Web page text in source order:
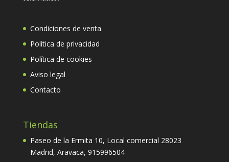
Condiciones de venta
Política de privacidad
Política de cookies
Aviso legal
Contacto
Tiendas
Paseo de la Ermita 10, Local comercial 28023
Madrid, Aravaca, 915996504